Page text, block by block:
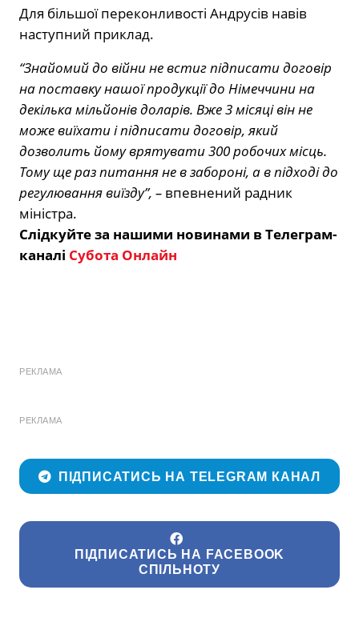
Для більшої переконливості Андрусів навів
наступний приклад.
“Знайомий до війни не встиг підписати договір
на поставку нашої продукції до Німеччини на
декілька мільйонів доларів. Вже 3 місяці він не
може виїхати і підписати договір, який
дозволить йому врятувати 300 робочих місць.
Тому ще раз питання не в забороні, а в підході до
регулювання виїзду”, – впевнений радник
міністра.
Слідкуйте за нашими новинами в Телеграм-
каналі Субота Онлайн
РЕКЛАМА
РЕКЛАМА
ПІДПИСАТИСЬ НА TELEGRAM КАНАЛ
ПІДПИСАТИСЬ НА FACEBOOK
СПІЛЬНОТУ